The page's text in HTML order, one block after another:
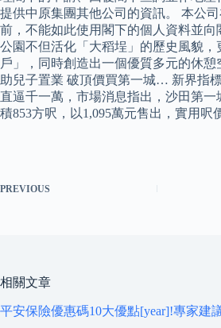
提供中原集團其他公司的資訊。 本公
前，不能如此使用閣下的個人資料並向
公園不但活化「大稻埕」的歷史風貌，
戶」，同時創造出一個優質多元的休憩
助兒子置業 破頂價買第一城… 新界指
直逼千一萬，市場消息指出，沙田第
積853方呎，以1,095萬元售出，實用呎
PREVIOUS
相關文章
平安保險優惠碼10大優點[year]!專家建